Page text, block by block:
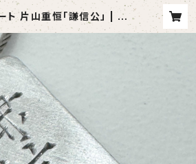
ト 片山重恒「謙信公」 | 丸
ゆ商会